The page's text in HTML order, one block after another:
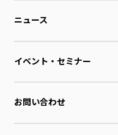
ニュース
イベント・セミナー
お問い合わせ